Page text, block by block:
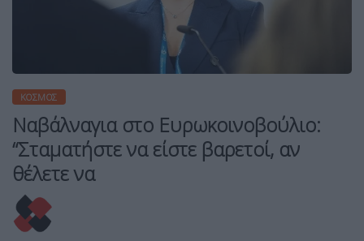
ΚΌΣΜΟΣ
Ναβάλναγια στο Ευρωκοινοβούλιο:
“Σταματήστε να είστε βαρετοί, αν
θέλετε να